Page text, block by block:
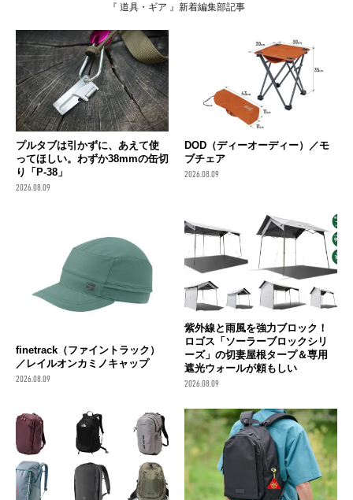
『 道具・ギア 』新着編集部記事
プルタブは引かずに、あえて使
ってほしい。わずか38mmの缶切
り「P-38」
2026.08.09
DOD（ディーオーディー）／モ
ブチェア
2026.08.09
finetrack（ファイントラック）
／レイルオンカミノキャップ
2026.08.09
紫外線と雨風を強力ブロック！
ロゴス「ソーラーブロックシリ
ーズ」の切妻屋根タープ＆専用
遮光ウォールが頼もしい
2026.08.09